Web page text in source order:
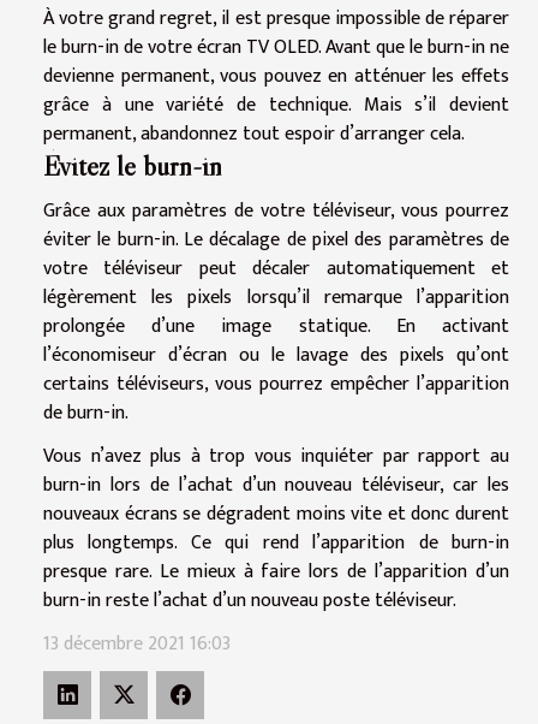
À votre grand regret, il est presque impossible de réparer
le burn-in de votre écran TV OLED. Avant que le burn-in ne
devienne permanent, vous pouvez en atténuer les effets
grâce à une variété de technique. Mais s’il devient
permanent, abandonnez tout espoir d’arranger cela.
Évitez le burn-in
Grâce aux paramètres de votre téléviseur, vous pourrez
éviter le burn-in. Le décalage de pixel des paramètres de
votre téléviseur peut décaler automatiquement et
légèrement les pixels lorsqu’il remarque l’apparition
prolongée d’une image statique. En activant
l’économiseur d’écran ou le lavage des pixels qu’ont
certains téléviseurs, vous pourrez empêcher l’apparition
de burn-in.
Vous n’avez plus à trop vous inquiéter par rapport au
burn-in lors de l’achat d’un nouveau téléviseur, car les
nouveaux écrans se dégradent moins vite et donc durent
plus longtemps. Ce qui rend l’apparition de burn-in
presque rare. Le mieux à faire lors de l’apparition d’un
burn-in reste l’achat d’un nouveau poste téléviseur.
13 décembre 2021 16:03